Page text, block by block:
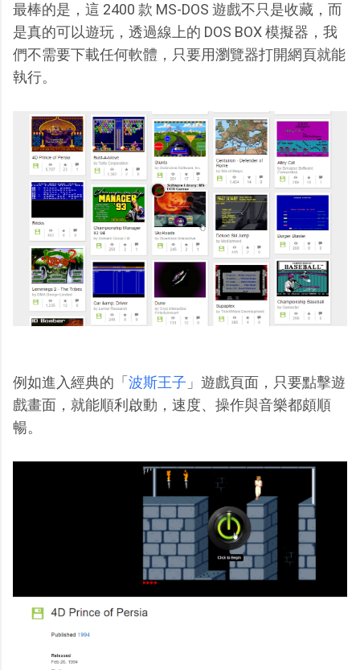
最棒的是，這 2400 款 MS-DOS 遊戲不只是收藏，而
是真的可以遊玩，透過線上的 DOS BOX 模擬器，我
們不需要下載任何軟體，只要用瀏覽器打開網頁就能
執行。
例如進入經典的「 波斯王子 」遊戲頁面，只要點擊遊
戲畫面，就能順利啟動，速度、操作與音樂都頗順
暢。